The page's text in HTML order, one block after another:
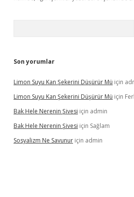
Son yorumlar
Limon Suyu Kan Şekerini Düşürür Mü için
Limon Suyu Kan Şekerini Düşürür Mü için
Bak Hele Nerenin Şivesi için admin
Bak Hele Nerenin Şivesi için Sağlam
Sosyalizm Ne Savunur için admin